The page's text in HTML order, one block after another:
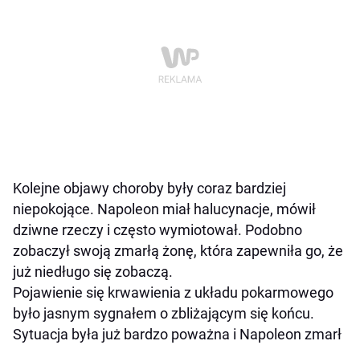
Kolejne objawy choroby były coraz bardziej
niepokojące. Napoleon miał halucynacje, mówił
dziwne rzeczy i często wymiotował. Podobno
zobaczył swoją zmarłą żonę, która zapewniła go, że
już niedługo się zobaczą.
Pojawienie się krwawienia z układu pokarmowego
było jasnym sygnałem o zbliżającym się końcu.
Sytuacja była już bardzo poważna i Napoleon zmarł